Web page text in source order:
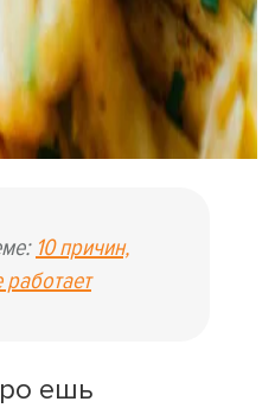
10 причин,
работает
ешь